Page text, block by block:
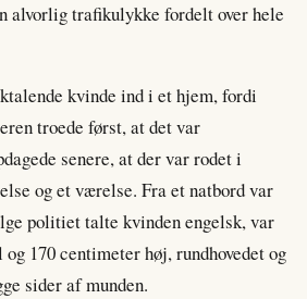
alvorlig trafikulykke fordelt over hele
kvinde ind i et hjem, fordi
troede først, at det var
senere, at der var rodet i
og et værelse. Fra et natbord var
politiet talte kvinden engelsk, var
170 centimeter høj, rundhovedet og
sider af munden.